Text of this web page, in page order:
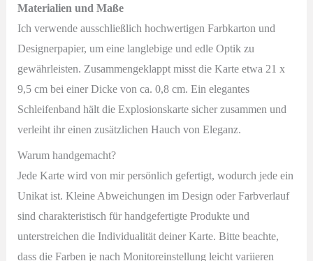
Materialien und Maße
Ich verwende ausschließlich hochwertigen Farbkarton und
Designerpapier, um eine langlebige und edle Optik zu
gewährleisten. Zusammengeklappt misst die Karte etwa 21 x
9,5 cm bei einer Dicke von ca. 0,8 cm. Ein elegantes
Schleifenband hält die Explosionskarte sicher zusammen und
verleiht ihr einen zusätzlichen Hauch von Eleganz.
Warum handgemacht?
Jede Karte wird von mir persönlich gefertigt, wodurch jede ein
Unikat ist. Kleine Abweichungen im Design oder Farbverlauf
sind charakteristisch für handgefertigte Produkte und
unterstreichen die Individualität deiner Karte. Bitte beachte,
dass die Farben je nach Monitoreinstellung leicht variieren